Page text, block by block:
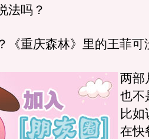
法吗？
重庆森林》里的王菲可
两部
也不
比
在快